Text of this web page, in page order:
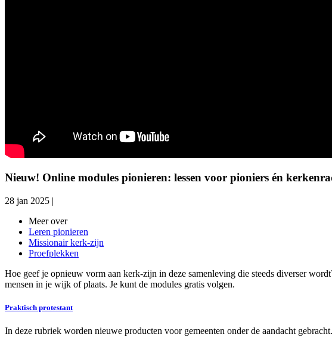
Nieuw! Online modules pionieren: lessen voor pioniers én
28 jan 2025 |
Meer over
Leren pionieren
Missionair kerk-zijn
Proefplekken
Hoe geef je opnieuw vorm aan kerk-zijn in deze samenleving die steeds diverser
mensen in je wijk of plaats. Je kunt de modules gratis volgen.
Praktisch protestant
In deze rubriek worden nieuwe producten voor gemeenten onder de aandacht